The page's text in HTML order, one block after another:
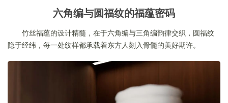
六角编与圆福纹的福蕴密码
竹丝福蕴的设计精髓，在于六角编与三角编韵律交织，圆福纹
隐于经纬，每一处纹样都承载着东方人刻入骨髓的美好期许。